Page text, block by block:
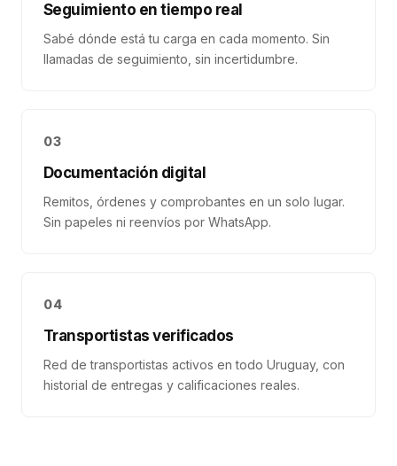
Seguimiento en tiempo real
Sabé dónde está tu carga en cada momento. Sin
llamadas de seguimiento, sin incertidumbre.
03
Documentación digital
Remitos, órdenes y comprobantes en un solo lugar.
Sin papeles ni reenvíos por WhatsApp.
04
Transportistas verificados
Red de transportistas activos en todo Uruguay, con
historial de entregas y calificaciones reales.